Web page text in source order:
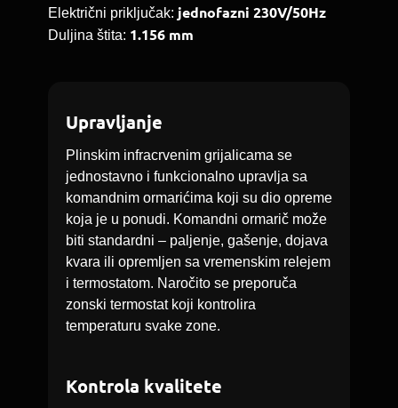
Električni priključak: jednofazni 230V/50Hz
Duljina štita: 1.156 mm
Upravljanje
Plinskim infracrvenim grijalicama se
jednostavno i funkcionalno upravlja sa
komandnim ormarićima koji su dio opreme
koja je u ponudi. Komandni ormarič može
biti standardni – paljenje, gašenje, dojava
kvara ili opremljen sa vremenskim relejem
i termostatom. Naročito se preporuča
zonski termostat koji kontrolira
temperaturu svake zone.
Kontrola kvalitete